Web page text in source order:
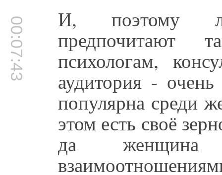
00:07:43 И, поэтому
предпочитают
психологам,
аудитория -
популярна среди
этом есть своё
да